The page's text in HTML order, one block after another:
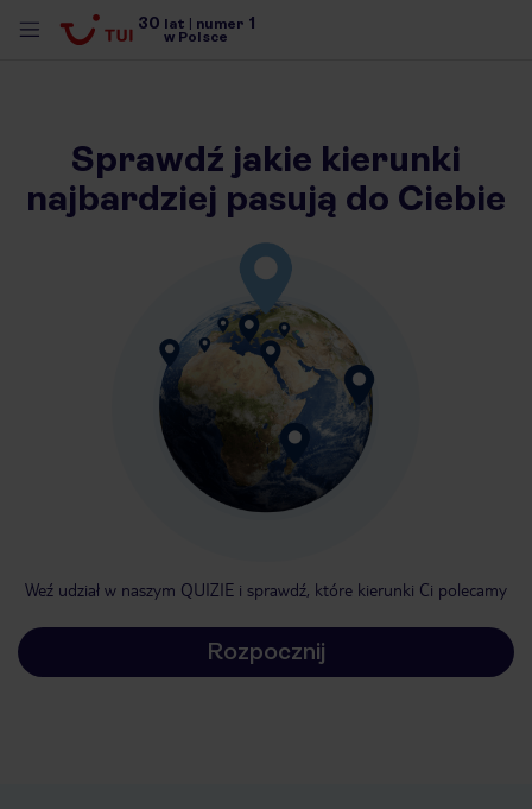
30 lat numer 1
w Polsce
Sprawdź jakie kierunki
najbardziej pasują do Ciebie
Weź udział w naszym QUIZIE i sprawdź, które kierunki Ci polecamy
Rozpocznij